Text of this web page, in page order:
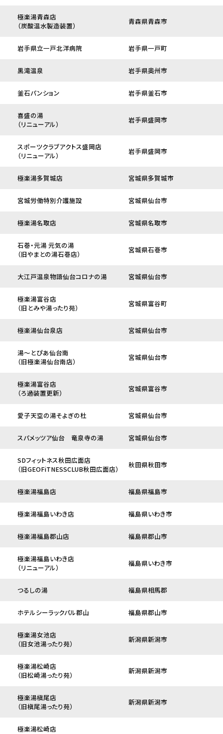
極楽湯青森店
（炭酸温水製造装置）
青森県青森市
岩手県立一戸北洋病院 岩手県一戸町
黒滝温泉 岩手県奥州市
釜石パンション 岩手県釜石市
喜盛の湯
（リニューアル）
岩手県盛岡市
スポーツクラブアクトス盛岡店
（リニューアル）
岩手県盛岡市
極楽湯多賀城店 宮城県多賀城市
宮城労働特別介護施設 宮城県仙台市
極楽湯名取店 宮城県名取市
石巻・元湯 元気の湯
（旧やまとの湯石巻店）
宮城県石巻市
大江戸温泉物語仙台コロナの湯 宮城県仙台市
極楽湯富谷店
（旧とみや湯ったり苑）
宮城県富谷町
極楽湯仙台泉店 宮城県仙台市
湯～とぴあ仙台南
（旧極楽湯仙台南店）
宮城県仙台市
極楽湯富谷店
（ろ過装置更新）
宮城県富谷市
愛子天空の湯そよぎの杜 宮城県仙台市
スパメッツア仙台 竜泉寺の湯 宮城県仙台市
SDフィットネス秋田広面店
（旧GEOFiTNESSCLUB秋田広面店）
秋田県秋田市
極楽湯福島店 福島県福島市
極楽湯福島いわき店 福島県いわき市
極楽湯福島郡山店 福島県郡山市
極楽湯福島いわき店
（リニューアル）
福島県いわき市
つるしの湯 福島県相馬郡
ホテルシーラックパル郡山 福島県郡山市
極楽湯女池店
（旧女池湯ったり苑）
新潟県新潟市
極楽湯松崎店
（旧松崎湯ったり苑）
新潟県新潟市
極楽湯槇尾店
（旧槇尾湯ったり苑）
新潟県新潟市
極楽湯松崎店